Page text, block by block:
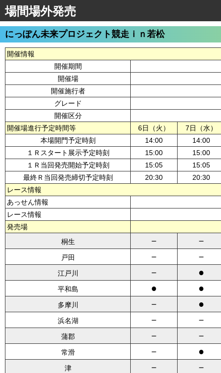
場間場外発売
にっぽん未来プロジェクト競走ｉｎ若松
開催情報
開催期間
開催場
開催施行者
グレード
開催区分
開催場進行予定時間等
6日（火）
7日（水）
本場開門予定時刻
14:00
14:00
１Ｒスタート展示予定時刻
15:00
15:00
１Ｒ当回発売開始予定時刻
15:05
15:05
最終Ｒ当回発売締切予定時刻
20:30
20:30
レース情報
あっせん情報
レース情報
発売場
桐生
－ －
戸田 － －
江戸川 － ●
平和島 ● ●
多摩川 － ●
浜名湖 － －
蒲郡 － －
常滑 － ●
津 － －